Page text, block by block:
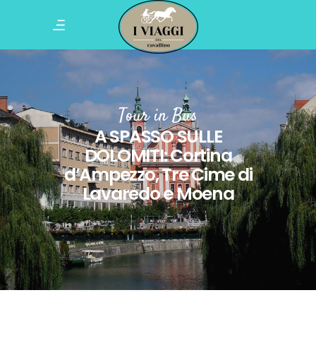
Tour in Bus
A SPASSO SULLE
DOLOMITI: Cortina
d’Ampezzo, Tre Cime di
Lavaredo e Moena